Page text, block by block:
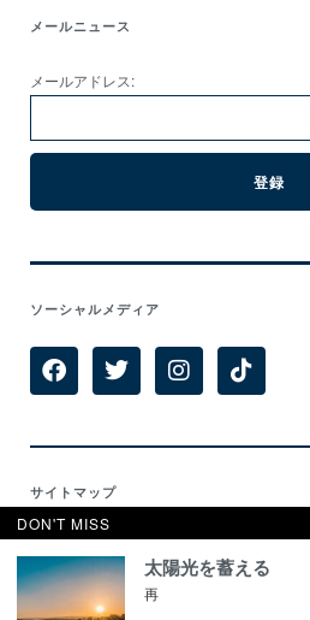
メールニュース
メールアドレス:
ソーシャルメディア
サイトマップ
Home
Features
Categories
DON'T MISS
太陽光を蓄える
再